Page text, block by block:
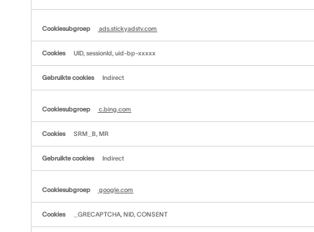
ads.stickyadstv.com
UID, sessionId, uid-bp-xxxxx
Indirect
c.bing.com
SRM_B, MR
Indirect
google.com
_GRECAPTCHA, NID, CONSENT